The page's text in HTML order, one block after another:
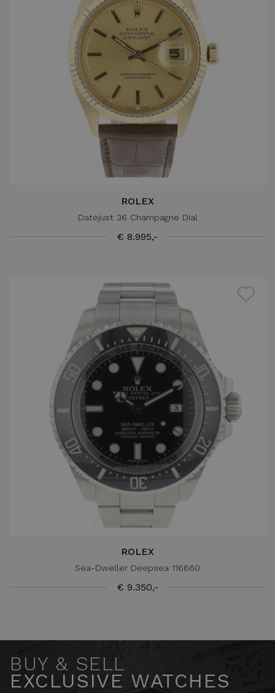
ROLEX
Datejust 36 Champagne Dial
€ 8.995,-
ROLEX
Sea-Dweller Deepsea 116660
€ 9.350,-
BUY & SELL
EXCLUSIVE WATCHES